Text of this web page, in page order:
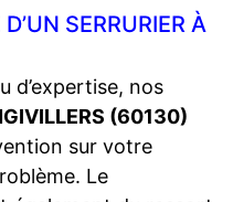
SERRURIER À
d’expertise, nos
(60130)
sur votre
Le